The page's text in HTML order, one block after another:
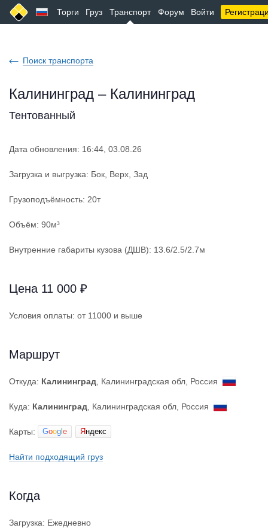
Торги Груз Транспорт Форум Войти
Поиск транспорта
Калининград – Калининград
Тентованный
Дата обновления: 16:44, 03.08.26
Загрузка и выгрузка: Бок, Верх, Зад
Грузоподъёмность: 20т
Объём: 90м³
Внутренние габариты кузова (ДШВ): 13.6/2.5/2.7м
Цена 11 000 ₽
Условия оплаты: от 11000 и выше
Маршрут
Откуда: Калининград , Калининградская обл, Россия
Куда: Калининград , Калининградская обл, Россия
Карты: Goog e Яндекс
Найти подходящий груз
Когда
Загрузка: Ежедневно